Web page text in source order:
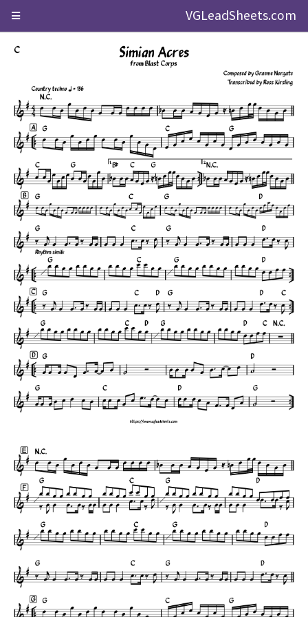
VGLeadSheets.com